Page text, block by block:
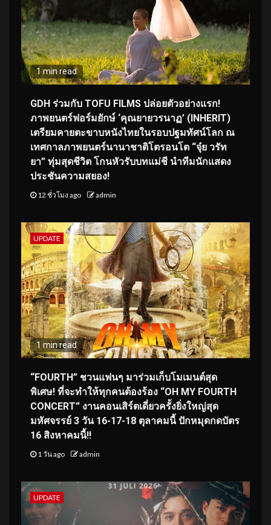
1 min read
GDH ร่วมกับ TOFU FILMS ปล่อยตัวอย่างแรก!
ภาพยนตร์ฟอร์มยักษ์ ‘คุณยายวรนาฏ’ (INHERIT)
เตรียมคายตะขาบหนังไทยในรอบปฐมทัศน์โลก ณ
เทศกาลภาพยนตร์นานาชาติโตรอนโต “จุ๋ย วรัท
ยา” ทุ่มสุดชีวิต โกนหัวรับบทแม่ชี นำทีมนักแสดง
ประชันความสยอง!
12 ชั่วโมง ago admin
UPDATE
1 min read
“FOURTH” ชวนแฟนๆ มาร่วมเก็บโมเมนต์สุด
พิเศษ! ที่จะทำให้ทุกคนต้องร้อง “OH MY FOURTH
CONCERT” งานคอนเสิร์ตเดี่ยวครั้งยิ่งใหญ่สุด
มหัศจรรย์ 3 วัน 16-17-18 ตุลาคมนี้ ปักหมุดกดบัตร
16 สิงหาคมนี้!!
1 วัน ago admin
UPDATE